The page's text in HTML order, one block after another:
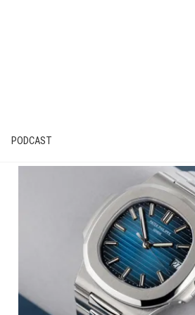
PODCAST